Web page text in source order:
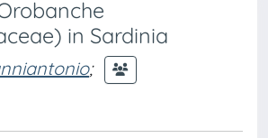
in Sardinia
;